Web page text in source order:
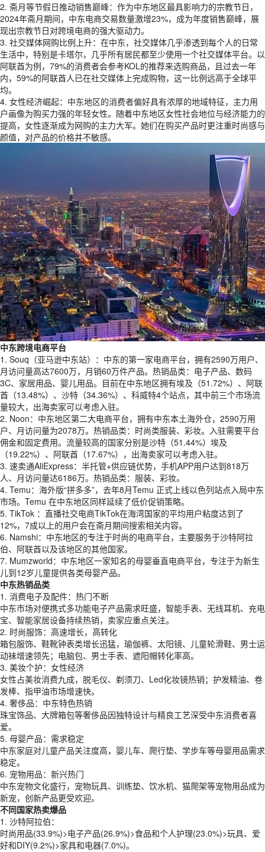
2. 斋月等节假日推动销售巅峰：作为中东地区最具影响力的宗教节日，
2024年斋月期间，中东电商交易数量激增23%，成为年度销售巅峰，展
现出宗教节日对跨境电商的强大驱动力。
3. 社交媒体网购比例上升：在中东，社交媒体几乎渗透到每个人的日常
生活中，特别是卡塔尔，几乎所有居民都至少使用一个社交媒体平台。以
阿联酋为例，79%的消费者会参考KOL的推荐来选购商品，且过去一年
内，59%的阿联酋人已在社交媒体上完成购物，这一比例远高于全球平
均。
4. 女性经济崛起：中东地区的消费者偏好具有浓厚的地域特征，主力用
户画像为购买力强的年轻女性。随着中东地区女性社会地位与经济能力的
提高，女性逐渐成为网购的主力大军。她们在购买产品时更注重时尚感与
颜值，对产品的价格并不敏感。
中东跨境电商平台
1. Souq（亚马逊中东站）：中东的第一家电商平台，拥有2590万用户、
月访问量高达7600万，月销60万件产品。热销品类：电子产品、数码
3C、家居用品、婴儿用品。目前在中东地区拥有埃及（51.72%）、阿联
酋（13.48%）、沙特（34.36%）、科威特4个站点，其中前三个市场流
量较大，出海卖家可以考虑入驻。
2. Noon：中东地区第二大电商平台，拥有中东本土海外仓，2590万用
户、月访问量为2078万。热销品类：时尚类服装、彩妆。入驻需要平台
佣金和固定费用。流量较高的国家分别是沙特（51.44%）埃及
（19.22%）、阿联酋（17.67%），出海卖家可以考虑入驻。
3. 速卖通AliExpress：半托管+供应链优势，手机APP用户达到818万
人、月访问量达6186万。热销品类：服装、彩妆。
4. Temu：海外版“拼多多”，去年8月Temu 正式上线以色列站点入局中东
市场。Temu 在中东地区同样延续了低价促销策略。
5. TikTok ：直播社交电商TikTok在海湾国家的平均用户粘度达到了
12%，7成以上的用户会在斋月期间搜索相关内容。
6. Namshi：中东地区的专注于时尚的电商平台，主要服务于沙特阿拉
伯、阿联酋以及该地区的其他国家。
7. Mumzworld：中东地区一家知名的母婴垂直电商平台，专注于为新生
儿到12岁儿童提供各类母婴产品。
中东热销品类
1. 消费电子及配件：热门不断
中东市场对便携式多功能电子产品需求旺盛，智能手表、无线耳机、充电
宝、智能家居设备持续热销，卖家应重点关注。
2. 时尚服饰：高速增长，高转化
箱包服饰、鞋靴钟表类增长迅猛，瑜伽裤、太阳镜、儿童轮滑鞋、男士运
动袜增速领先；电脑包、男士手表、遮阳帽转化率高。
3. 美妆个护：女性经济
女性占美妆消费九成，脱毛仪、剃须刀、Led化妆镜热销；护发精油、卷
发棒、指甲油市场增速快。
4. 奢侈品：中东特色热销
珠宝饰品、大牌箱包等奢侈品因独特设计与精良工艺深受中东消费者喜
爱。
5. 母婴产品：需求稳定
中东家庭对儿童产品关注度高，婴儿车、爬行垫、学步车等母婴用品需求
稳定。
6. 宠物用品：新兴热门
中东宠物文化盛行，宠物玩具、训练垫、饮水机、猫爬架等宠物用品成为
新宠，创新产品更受欢迎。
不同国家热卖爆品
1. 沙特阿拉伯：
时尚用品(33.9%)>电子产品(26.9%)>食品和个人护理(23.0%)>玩具、爱
好和DIY(9.2%)>家具和电器(7.0%)。